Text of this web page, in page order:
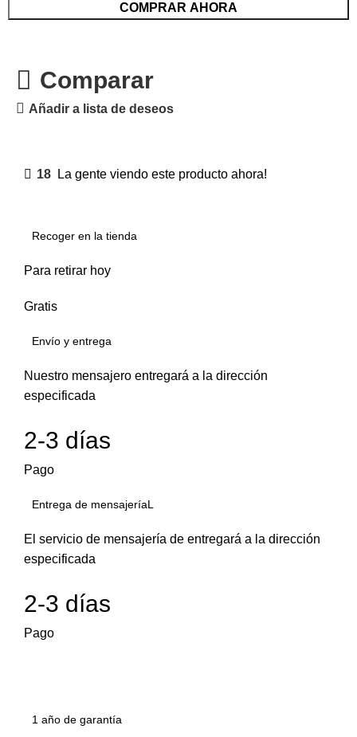
COMPRAR AHORA
Comparar
Añadir a lista de deseos
18 La gente viendo este producto ahora!
Recoger en la tienda
Para retirar hoy
Gratis
Envío y entrega
Nuestro mensajero entregará a la dirección
especificada
2-3 días
Pago
Entrega de mensajeríaL
El servicio de mensajería de entregará a la dirección
especificada
2-3 días
Pago
1 año de garantía